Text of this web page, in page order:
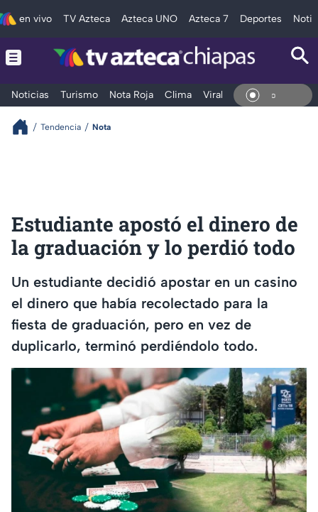
en vivo TV Azteca Azteca UNO Azteca 7 Deportes
Noticias Turismo Nota Roja Clima Viral y Tendencia En
Tendencia Nota
Estudiante apostó el dinero de
la graduación y lo perdió todo
Un estudiante decidió apostar en un casino
el dinero que había recolectado para la
fiesta de graduación, pero en vez de
duplicarlo, terminó perdiéndolo todo.